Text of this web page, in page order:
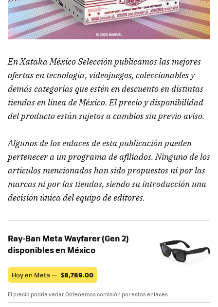
En Xataka México Selección publicamos las mejores
ofertas en tecnología, videojuegos, coleccionables y
demás categorías que estén en descuento en distintas
tiendas en línea de México. El precio y disponibilidad
del producto están sujetos a cambios sin previo aviso.
Algunos de los enlaces de esta publicación pueden
pertenecer a un programa de afiliados. Ninguno de los
artículos mencionados han sido propuestos ni por las
marcas ni por las tiendas, siendo su introducción una
decisión única del equipo de editores.
Ray-Ban Meta Wayfarer (Gen 2)
disponibles en México
Hoy en Meta — $8,769.00
El precio podría variar. Obtenemos comisión por estos enlaces